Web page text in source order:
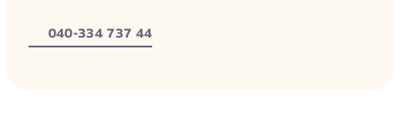
040-334 737 44